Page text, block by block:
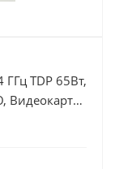
TDP 65Вт,
Видеокарта